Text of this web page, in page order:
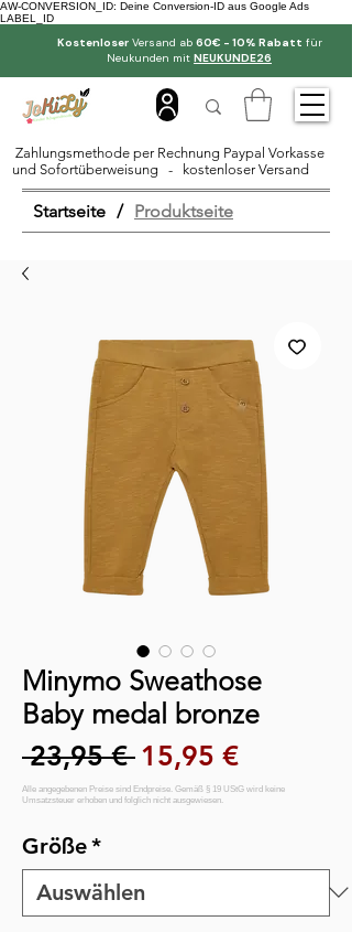
AW-CONVERSION_ID: Deine Conversion-ID aus Google Ads
LABEL_ID
KostenloserVersand ab 60€ - 10% Rabatt für
Neukunden mit NEUKUNDE26
Zahlungsmethode per Rechnung Paypal Vorkasse
und Sofortüberweisung - kostenloser Versand
Startseite / Produktseite
Minymo Sweathose
Baby medal bronze
23,95 € Standardpreis
15,95 €Sale-Preis
Größe*